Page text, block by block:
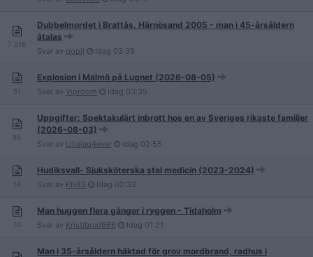
7 016
Dubbelmordet i Brattås, Härnösand 2005 - man i 45-årsåldern
åtalas
Svar av popll Idag 03:39
51
Explosion i Malmö på Lugnet (2026-08-05)
Svar av Viproom Idag 03:35
85
Uppgifter: Spektakulärt inbrott hos en av Sveriges rikaste familjer
(2026-08-03)
Svar av Lillajag4ever Idag 02:55
14
Hudiksvall- Sjuksköterska stal medicin (2023-2024)
Svar av KN83 Idag 02:33
10
Man huggen flera gånger i ryggen - Tidaholm
Svar av Kristibrud666 Idag 01:21
Man i 35-årsåldern häktad för grov mordbrand, radhus i